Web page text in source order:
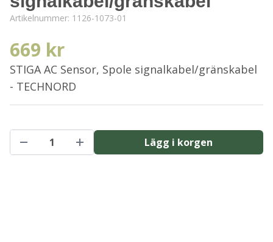
Artikelnummer: 1126-1073-01
669 kr
STIGA AC Sensor, Spole signalkabel/gränskabel
- TECHNORD
Lägg i korgen